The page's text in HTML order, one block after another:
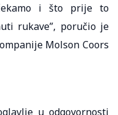
i što prije to
rukave”, poručio je
Molson Coors
u odgovornosti